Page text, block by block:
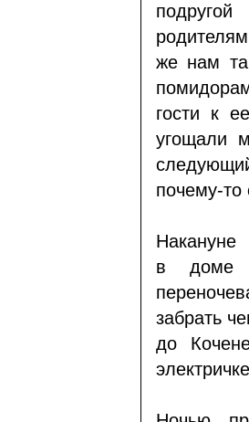
подругой
же нам
гости к
угощали
почему-то
Накануне
в доме
забрать
до